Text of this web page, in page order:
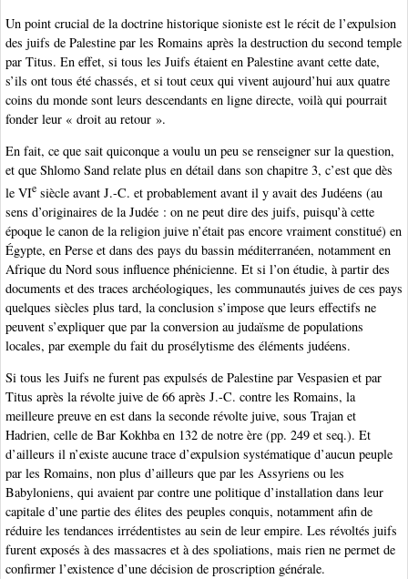
Un point crucial de la doctrine historique sioniste est le récit de l’expulsion
des juifs de Palestine par les Romains après la destruction du second temple
par Titus. En effet, si tous les Juifs étaient en Palestine avant cette date,
s’ils ont tous été chassés, et si tout ceux qui vivent aujourd’hui aux quatre
coins du monde sont leurs descendants en ligne directe, voilà qui pourrait
fonder leur « droit au retour ».
En fait, ce que sait quiconque a voulu un peu se renseigner sur la question,
et que Shlomo Sand relate plus en détail dans son chapitre 3, c’est que dès
le VIe siècle avant J.-C. et probablement avant il y avait des Judéens (au
sens d’originaires de la Judée : on ne peut dire des juifs, puisqu’à cette
époque le canon de la religion juive n’était pas encore vraiment constitué) en
Égypte, en Perse et dans des pays du bassin méditerranéen, notamment en
Afrique du Nord sous influence phénicienne. Et si l’on étudie, à partir des
documents et des traces archéologiques, les communautés juives de ces pays
quelques siècles plus tard, la conclusion s’impose que leurs effectifs ne
peuvent s’expliquer que par la conversion au judaïsme de populations
locales, par exemple du fait du prosélytisme des éléments judéens.
Si tous les Juifs ne furent pas expulsés de Palestine par Vespasien et par
Titus après la révolte juive de 66 après J.-C. contre les Romains, la
meilleure preuve en est dans la seconde révolte juive, sous Trajan et
Hadrien, celle de Bar Kokhba en 132 de notre ère (pp. 249 et seq.). Et
d’ailleurs il n’existe aucune trace d’expulsion systématique d’aucun peuple
par les Romains, non plus d’ailleurs que par les Assyriens ou les
Babyloniens, qui avaient par contre une politique d’installation dans leur
capitale d’une partie des élites des peuples conquis, notamment afin de
réduire les tendances irrédentistes au sein de leur empire. Les révoltés juifs
furent exposés à des massacres et à des spoliations, mais rien ne permet de
confirmer l’existence d’une décision de proscription générale.